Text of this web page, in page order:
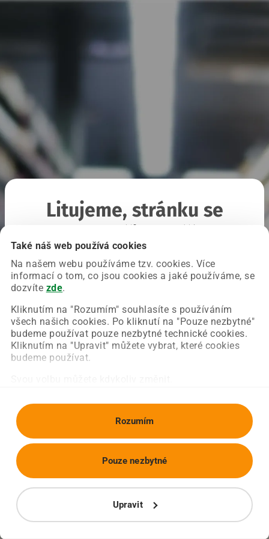
Také náš web používá cookies
Na našem webu používáme tzv. cookies. Více
informací o tom, co jsou cookies a jaké používáme, se
dozvíte zde.
Kliknutím na "Rozumím" souhlasíte s používáním
všech našich cookies. Po kliknutí na "Pouze nezbytné"
budeme používat pouze nezbytné technické cookies.
Kliknutím na "Upravit" můžete vybrat, které cookies
budeme používat.
Rozumím
Upravit
Pouze nezbytné
Litujeme, stránku se
Chyba nastala na naší straně a už ji opravujeme.
Zkuste prosím znovu načíst požadovanou stránku.
Obnovit stránku Úvodní strana